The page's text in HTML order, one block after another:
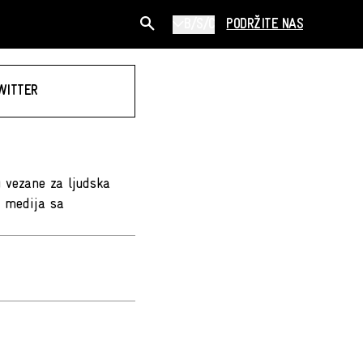
PODRŽITE NAS
za ljudska
sa